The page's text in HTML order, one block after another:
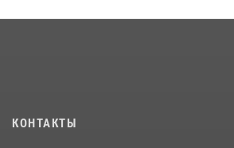
КОНТАКТЫ